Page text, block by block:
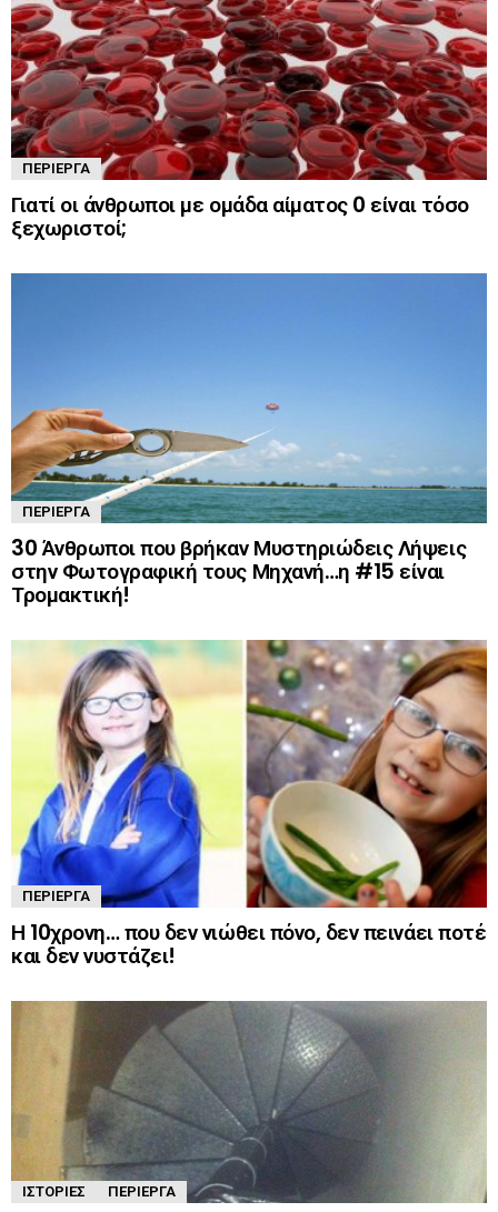
ΠΕΡΊΕΡΓΑ
Γιατί οι άνθρωποι με ομάδα αίματος 0 είναι τόσο
ξεχωριστοί;
ΠΕΡΊΕΡΓΑ
30 Άνθρωποι που βρήκαν Μυστηριώδεις Λήψεις
στην Φωτογραφική τους Μηχανή…η #15 είναι
Τρομακτική!
ΠΕΡΊΕΡΓΑ
Η 10χρονη… που δεν νιώθει πόνο, δεν πεινάει ποτέ
και δεν νυστάζει!
ΙΣΤΟΡΊΕΣ ΠΕΡΊΕΡΓΑ